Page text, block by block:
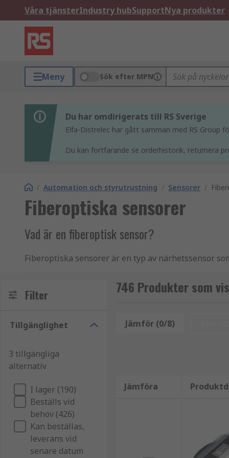
Våra tjänsterIndustry hubSupportNya produkter
Meny Sök efter MPN
Du har omdirigerats till RS Sverige
Elfa-Distrelec har gått samman med RS Group
Du kan fortfarande se orderhistorik, returnera
/ Automation och styrutrustning / Sensorer /
Fiberoptiska sensorer
Vad är en fiberoptisk sensor?
Fiberoptiska sensorer är en typ av närhetssensor
mänskligt hårstrå. Denna fiber överför ljus mellan
Ett fiberoptiskt sensorsystem är en teknik som
och omvandlar ljusenergin till en elektrisk signal.
som antingen är för trånga eller för fientliga tillbaka
Fiberoptiska sensorer används i ett antal olika
mäta mekanisk belastning. De kan också
Tillämpningar av fiberoptiska sensorer
Filter
Tillgänglighet
3 tillgängliga
alternativ
I lager (190)
Beställs vid
behov (426)
Kan beställas,
leverans vid
senare datum
746 Produkter som
Jämför (0/8)
Jämföra